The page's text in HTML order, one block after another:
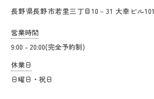
長野県長野市若里三丁目10－31 大幸ビル101
営業時間
9:00 - 20:00(完全予約制)
休業日
日曜日・祝日